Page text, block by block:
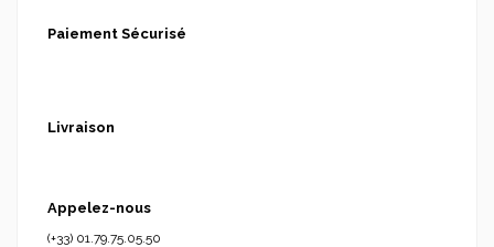
Paiement Sécurisé
Livraison
Appelez-nous
(+33) 01.79.75.05.50